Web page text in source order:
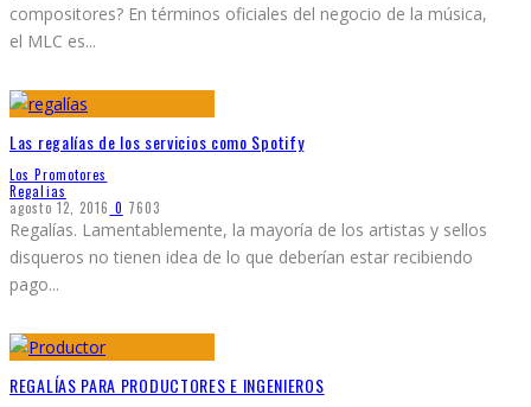
compositores? En términos oficiales del negocio de la música,
el MLC es...
Las regalías de los servicios como Spotify
Los Promotores
Regalias
agosto 12, 2016 0 7603
Regalías. Lamentablemente, la mayoría de los artistas y sellos
disqueros no tienen idea de lo que deberían estar recibiendo
pago...
REGALÍAS PARA PRODUCTORES E INGENIEROS